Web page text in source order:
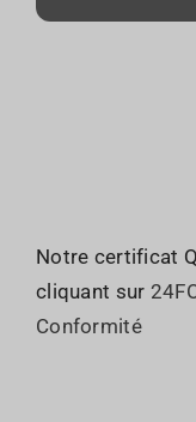
Notre certificat
cliquant sur
Conformité